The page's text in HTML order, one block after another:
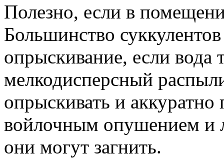
Полезно, если в
Большинство
опрыскивание, если вода
мелкодисперсный
опрыскивать и
войлочным опушением и
они могут загнить.